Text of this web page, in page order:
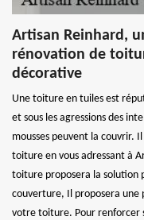
Artisan Reinhard,
rénovation de
décorative
Une toiture en tuiles est
et sous les agressions des
mousses peuvent la couvrir.
toiture en vous adressant à
toiture proposera la solution
couverture, Il proposera une
votre toiture. Pour renforcer